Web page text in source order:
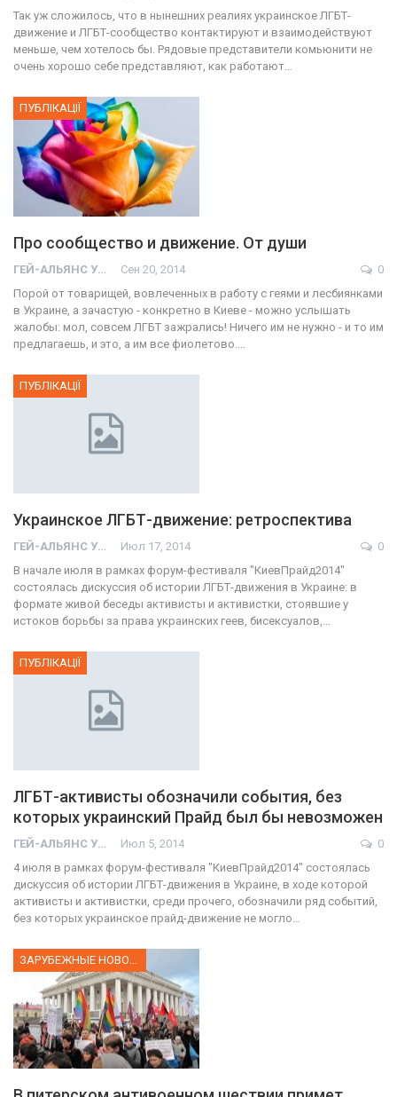
Так уж сложилось, что в нынешних реалиях украинское ЛГБТ-
движение и ЛГБТ-сообщество контактируют и взаимодействуют
меньше, чем хотелось бы. Рядовые представители комьюнити не
очень хорошо себе представляют, как работают…
ПУБЛІКАЦІЇ
Про сообщество и движение. От души
ГЕЙ-АЛЬЯНС УКРАИНА Сен 20, 2014
0
Порой от товарищей, вовлеченных в работу с геями и лесбиянками
в Украине, а зачастую - конкретно в Киеве - можно услышать
жалобы: мол, совсем ЛГБТ зажрались! Ничего им не нужно - и то им
предлагаешь, и это, а им все фиолетово.…
ПУБЛІКАЦІЇ
Украинское ЛГБТ-движение: ретроспектива
ГЕЙ-АЛЬЯНС УКРАИНА Июл 17, 2014
0
В начале июля в рамках форум-фестиваля "КиевПрайд2014"
состоялась дискуссия об истории ЛГБТ-движения в Украине: в
формате живой беседы активисты и активистки, стоявшие у
истоков борьбы за права украинских геев, бисексуалов,…
ПУБЛІКАЦІЇ
ЛГБТ-активисты обозначили события, без
которых украинский Прайд был бы невозможен
ГЕЙ-АЛЬЯНС УКРАИНА Июл 5, 2014
0
4 июля в рамках форум-фестиваля "КиевПрайд2014" состоялась
дискуссия об истории ЛГБТ-движения в Украине, в ходе которой
активисты и активистки, среди прочего, обозначили ряд событий,
без которых украинское прайд-движение не могло…
ЗАРУБЕЖНЫЕ НОВОСТИ